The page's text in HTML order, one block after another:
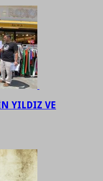
YILDIZ VE